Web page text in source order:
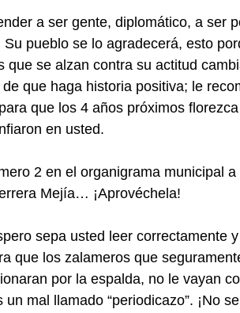
a ser gente, diplomático, a ser
pueblo se lo agradecerá, esto
que se alzan contra su actitud
que haga historia positiva; le
que los 4 años próximos
en usted.
2 en el organigrama municipal
Mejía… ¡Aprovéchela!
sepa usted leer correctamente
que los zalameros que
por la espalda, no le vayan
mal llamado “periodicazo”. ¡No